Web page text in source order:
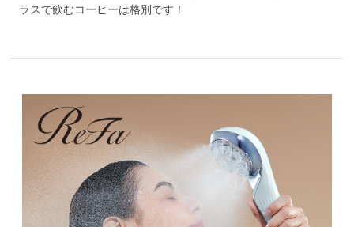
ラスで飲むコーヒーは格別です！